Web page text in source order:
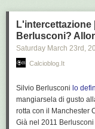
L'intercettazione
Berlusconi?
Saturday March 23rd ,
Calcioblog.it
Silvio Berlusconi lo
mangiarsela di gusto
rotta con il Manchester
Già nel 2011